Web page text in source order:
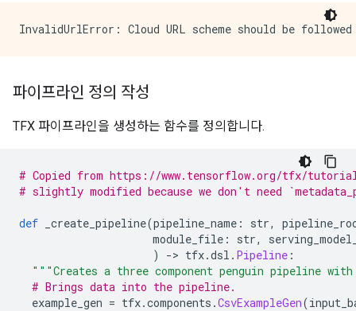
파이프라인 정의 작성
TFX 파이프라인을 생성하는 함수를 정의합니다.
# Copied from https://www.tensorflow.org/tfx/
# slightly modified because we don't need
def _create_pipeline(pipeline_name : str,
module_file : str,
)
-> tfx.dsl . Pipeline :
"""Creates a three component penguin pipeline
# Brings data into the pipeline.
example_gen = tfx.components .CsvExampleGen(